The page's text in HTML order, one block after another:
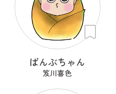
ばんぶちゃん
笈川喜色